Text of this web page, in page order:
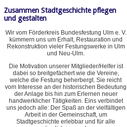
Zusammen Stadtgeschichte pflegen
und gestalten
Wir vom Förderkreis Bundesfestung Ulm e. V.
kümmern uns um Erhalt, Restauration und
Rekonstruktion vieler Festungswerke in Ulm
und Neu-Ulm.
Die Motivation unserer Mitglieder/Helfer ist
dabei so breitgefächert wie die Vereine,
welche die Festung beherbergt. Sie reicht
vom Interesse an der historischen Bedeutung
der Anlage bis hin zum Erlernen neuer
handwerklicher Tätigkeiten. Eins verbindet
uns jedoch alle: Der Spaß an der vielfältigen
Arbeit in der Gemeinschaft, um
Stadtgeschichte erlebbar und für alle